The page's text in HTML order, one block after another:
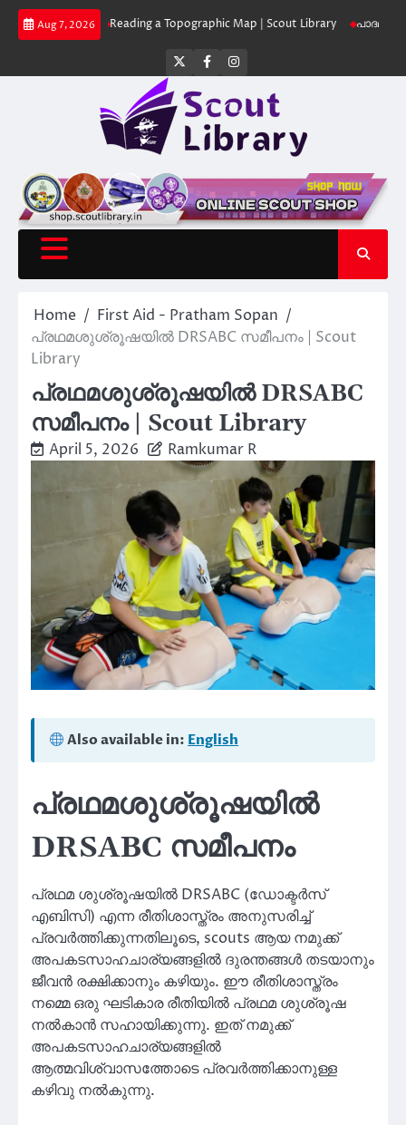
Skip
Aug 7, 2026
Library Reading a Topographic Map | Scout Library പാദമുദ്രകൾ
Twitter
FacebookInstagram
Home
First Aid - Pratham Sopan
പ്രഥമശുശ്രൂഷയിൽ DRSABC സമീപനം | Scout
Library
പ്രഥമശുശ്രൂഷയിൽ DRSABC
സമീപനം | Scout Library
April 5, 2026 Ramkumar R
Also available in: English
പ്രഥമശുശ്രൂഷയിൽ
DRSABC സമീപനം
പ്രഥമ ശുശ്രൂഷയിൽ DRSABC (ഡോക്ടർസ്
എബി‌സി) എന്ന രീതിശാസ്ത്രം അനുസരിച്ച്
പ്രവർത്തിക്കുന്നതിലൂടെ, scouts ആയ നമുക്ക്
അപകടസാഹചാര്യങ്ങളിൽ ദുരന്തങ്ങൾ തടയാനും
ജീവൻ രക്ഷിക്കാനും കഴിയും. ഈ രീതിശാസ്ത്രം
നമ്മെ ഒരു ഘടികാര രീതിയിൽ പ്രഥമ ശുശ്രൂഷ
നൽകാൻ സഹായിക്കുന്നു. ഇത് നമുക്ക്
അപകടസാഹചാര്യങ്ങളിൽ
ആത്മവിശ്വാസത്തോടെ പ്രവർത്തിക്കാനുള്ള
കഴിവു നൽകുന്നു.